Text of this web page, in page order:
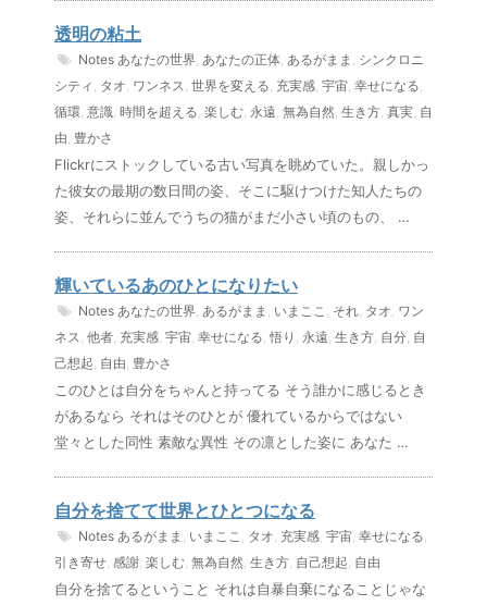
透明の粘土
Notes あなたの世界, あなたの正体, あるがまま , シンクロニ
シティ , タオ, ワンネス, 世界を変える, 充実感, 宇宙, 幸せになる,
循環, 意識, 時間を超える, 楽しむ, 永遠, 無為自然, 生き方, 真実, 自
由, 豊かさ
Flickrにストックしている古い写真を眺めていた。親しかっ
た彼女の最期の数日間の姿、そこに駆けつけた知人たちの
姿、それらに並んでうちの猫がまだ小さい頃のもの、 …
輝いているあのひとになりたい
Notes あなたの世界, あるがまま , いまここ , それ, タオ, ワン
ネス, 他者, 充実感, 宇宙, 幸せになる,悟り , 永遠, 生き方, 自分, 自
己想起, 自由, 豊かさ
このひとは自分をちゃんと持ってる そう誰かに感じるとき
があるなら それはそのひとが 優れているからではない
堂々とした同性 素敵な異性 その凛とした姿に あなた …
自分を捨てて世界とひとつになる
Notes あるがまま , いまここ , タオ, 充実感, 宇宙, 幸せになる,
引き寄せ, 感謝, 楽しむ, 無為自然, 生き方, 自己想起, 自由
自分を捨てるということ それは自暴自棄になることじゃな